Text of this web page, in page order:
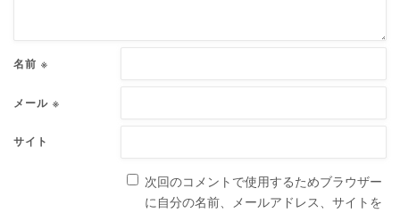
名前 ※
メール ※
サイト
次回のコメントで使用するためブラウザー
に自分の名前、メールアドレス、サイトを